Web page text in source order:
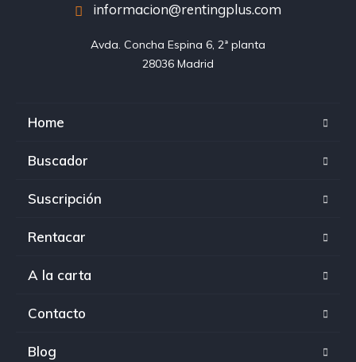
informacion@rentingplus.com
Avda. Concha Espina 6, 2ª planta
28036 Madrid
Home
Buscador
Suscripción
Rentacar
A la carta
Contacto
Blog